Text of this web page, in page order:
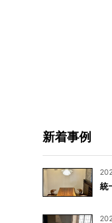
新着事例
統